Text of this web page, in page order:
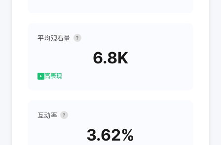
平均观看量 ?
6.8K
高表现
互动率 ?
3.62%